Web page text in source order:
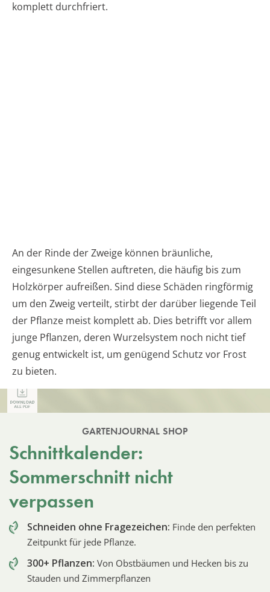
komplett durchfriert.
An der Rinde der Zweige können bräunliche,
eingesunkene Stellen auftreten, die häufig bis zum
Holzkörper aufreißen. Sind diese Schäden ringförmig
um den Zweig verteilt, stirbt der darüber liegende Teil
der Pflanze meist komplett ab. Dies betrifft vor allem
junge Pflanzen, deren Wurzelsystem noch nicht tief
genug entwickelt ist, um genügend Schutz vor Frost
zu bieten.
GARTENJOURNAL SHOP
Schnittkalender:
Sommerschnitt nicht
verpassen
Schneiden ohne Fragezeichen: Finde den perfekten
Zeitpunkt für jede Pflanze.
300+ Pflanzen: Von Obstbäumen und Hecken bis zu
Stauden und Zimmerpflanzen